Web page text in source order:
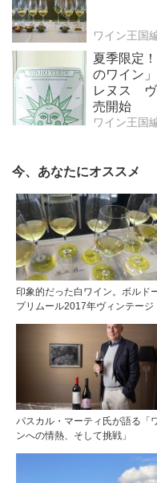
ワイン王国
夏季限定
のワイン
レヌス ヴ
売開始
ワイン王国
今、あなたにオススメ
印象的だった白ワイン。ボルド
プリムール2017年ヴィンテージ
パスカル・マーティ氏が語る「
ンへの情熱、そして挑戦」